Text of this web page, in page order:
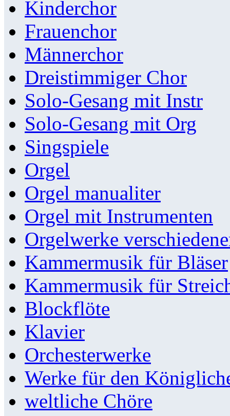
Kinderchor
Frauenchor
Männerchor
Dreistimmiger Chor
Solo-Gesang mit Instr
Solo-Gesang mit Org
Singspiele
Orgel
Orgel manualiter
Orgel mit Instrumenten
Orgelwerke
Kammermusik für Bläser
Kammermusik für
Blockflöte
Klavier
Orchesterwerke
Werke für den
weltliche Chöre